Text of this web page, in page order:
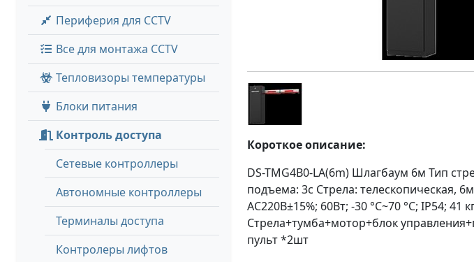
Периферия для CCTV
Все для монтажа CCTV
Тепловизоры температуры
Блоки питания
Контроль доступа
Сетевые контроллеры
Автономные контроллеры
Терминалы доступа
Контролеры лифтов
Короткое описание:
DS-TMG4B0-LA(6m) Шлагбаум 6м Тип
подъема: 3с Стрела: телескопическая,
AC220В±15%; 60Вт; -30 °C~70 °C; IP54;
Стрела+тумба+мотор+блок
пульт *2шт